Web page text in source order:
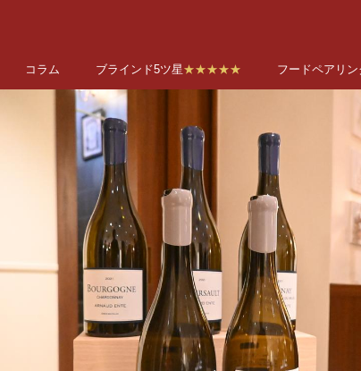
コラム ブラインド5ツ星★★★★★ フードペアリン